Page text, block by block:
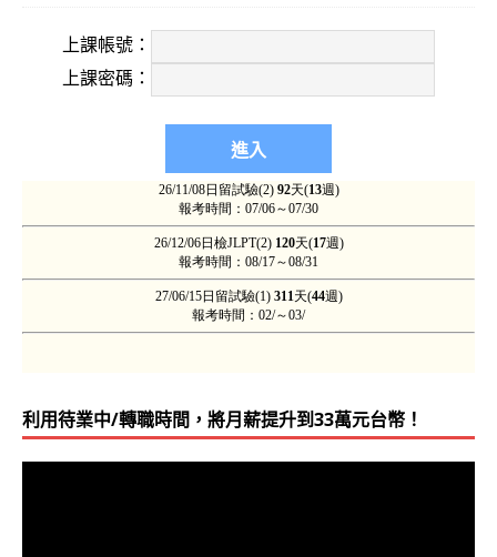
上課帳號：
上課密碼：
利用待業中/轉職時間，將月薪提升到33萬元台幣！